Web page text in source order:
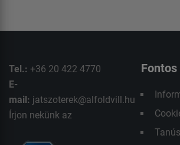
Tel.: +36 20 422 4770
E-
mail: jatszoterek@alfoldvill.hu
Írjon nekünk az